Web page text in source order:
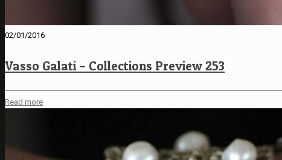
02/01/2016
Vasso Galati – Collections Preview 253
Read more